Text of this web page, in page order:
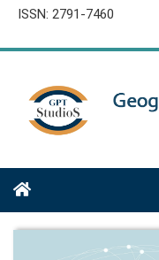
ISSN: 2791-7460